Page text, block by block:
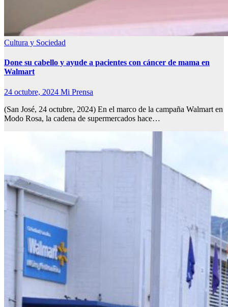
Cultura y Sociedad
Done su cabello y ayude a pacientes con cáncer de mama en
Walmart
24 octubre, 2024 Mi Prensa
(San José, 24 octubre, 2024) En el marco de la campaña Walmart en
Modo Rosa, la cadena de supermercados hace…